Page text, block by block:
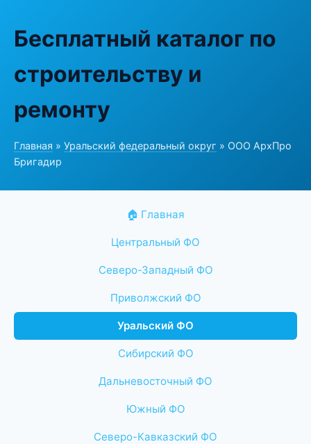
Бесплатный каталог по
строительству и
ремонту
Главная » Уральский федеральный округ » ООО АрхПро
Бригадир
🏠 Главная
Центральный ФО
Северо-Западный ФО
Приволжский ФО
Уральский ФО
Сибирский ФО
Дальневосточный ФО
Южный ФО
Северо-Кавказский ФО